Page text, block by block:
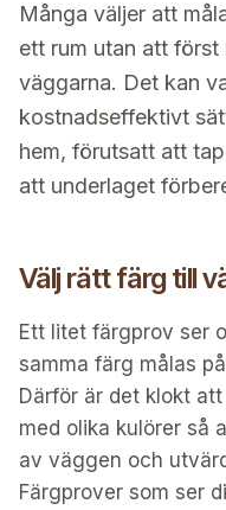
Många väljer att
ett rum utan att
väggarna. Det kan
kostnadseffektivt
hem, förutsatt att
att underlaget
Välj rätt färg till
Ett litet färgprov ser
samma färg målas
Därför är det klokt
med olika kulörer så
av väggen och
Färgprover som ser